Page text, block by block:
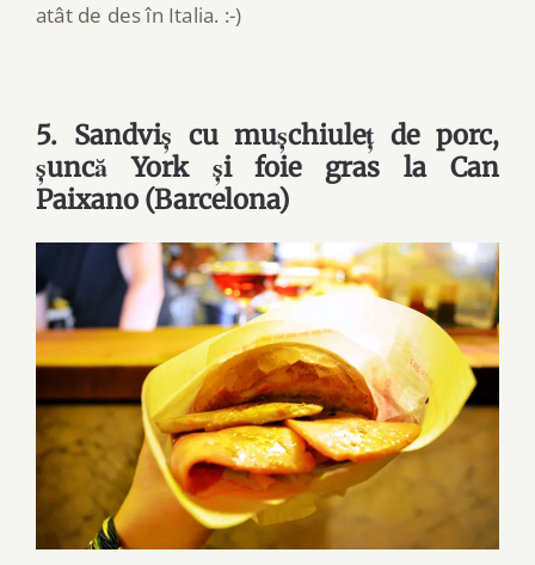
atât de des în Italia. :-)
5. Sandviș cu mușchiuleț de porc,
șuncă York și foie gras la Can
Paixano (Barcelona)